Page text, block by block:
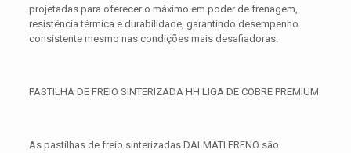
projetadas para oferecer o máximo em poder de frenagem,
resistência térmica e durabilidade, garantindo desempenho
consistente mesmo nas condições mais desafiadoras.
PASTILHA DE FREIO SINTERIZADA HH LIGA DE COBRE PREMIUM
As pastilhas de freio sinterizadas DALMATI FRENO são